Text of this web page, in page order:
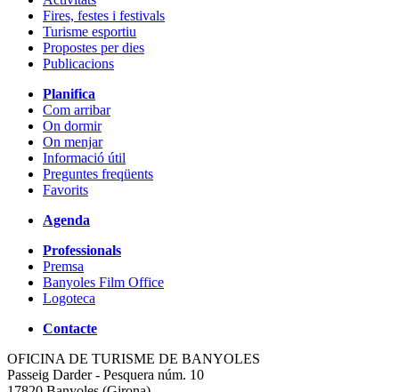
Fires, festes i festivals
Turisme esportiu
Propostes per dies
Publicacions
Planifica
Com arribar
On dormir
On menjar
Informació útil
Preguntes freqüents
Favorits
Agenda
Professionals
Premsa
Banyoles Film Office
Logoteca
Contacte
OFICINA DE TURISME DE BANYOLES
Passeig Darder - Pesquera núm. 10